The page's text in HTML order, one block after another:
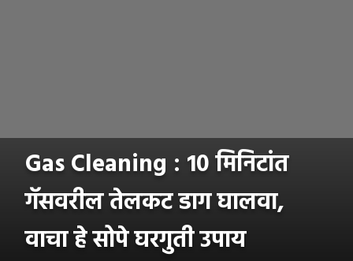
Gas Cleaning : 10 मिनिटांत
गॅसवरील तेलकट डाग घालवा,
वाचा हे सोपे घरगुती उपाय